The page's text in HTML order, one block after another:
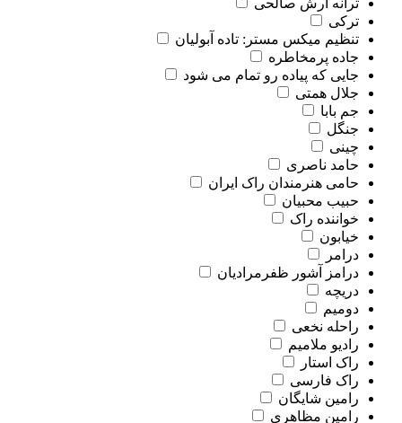
ترکی
تنظیم میکس مستر: تاده آبولیان
جاده پرمخاطره
جایی که پیاده رو تمام می شود
جلال همتی
جم بابا
جنگل
چینی
حامد ناصری
حامی هنرمندان راک ایران
حبیب محبیان
خواننده راک
خیابون
درامر
درامز آشور ظفرمرادیان
دریچه
دومیم
راحله نخعی
رادیو ملامیم
راک استار
راک فارسی
رامین شایگان
رامین مظاهری